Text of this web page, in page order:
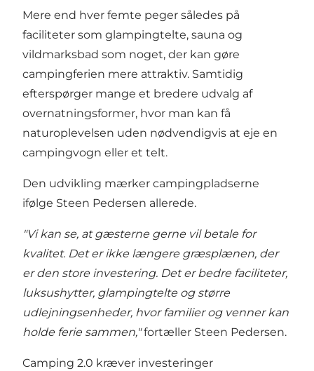
Mere end hver femte peger således på
faciliteter som glampingtelte, sauna og
vildmarksbad som noget, der kan gøre
campingferien mere attraktiv. Samtidig
efterspørger mange et bredere udvalg af
overnatningsformer, hvor man kan få
naturoplevelsen uden nødvendigvis at eje en
campingvogn eller et telt.
Den udvikling mærker campingpladserne
ifølge Steen Pedersen allerede.
"Vi kan se, at gæsterne gerne vil betale for
kvalitet. Det er ikke længere græsplænen, der
er den store investering. Det er bedre faciliteter,
luksushytter, glampingtelte og større
udlejningsenheder, hvor familier og venner kan
holde ferie sammen,"fortæller Steen Pedersen.
Camping 2.0 kræver investeringer